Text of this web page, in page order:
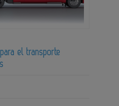
el transporte